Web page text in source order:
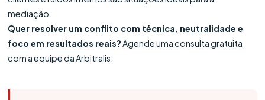
mediação.
Quer resolver um conflito com técnica, neutralidade e
foco em resultados reais?Agende uma consulta gratuita
com a equipe da Arbitralis.